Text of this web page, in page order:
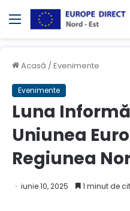
Meniul
Acasă /Evenimente
Evenimente
Luna
Uniunea
Regiunea
iunie 10, 2025 1 minut de